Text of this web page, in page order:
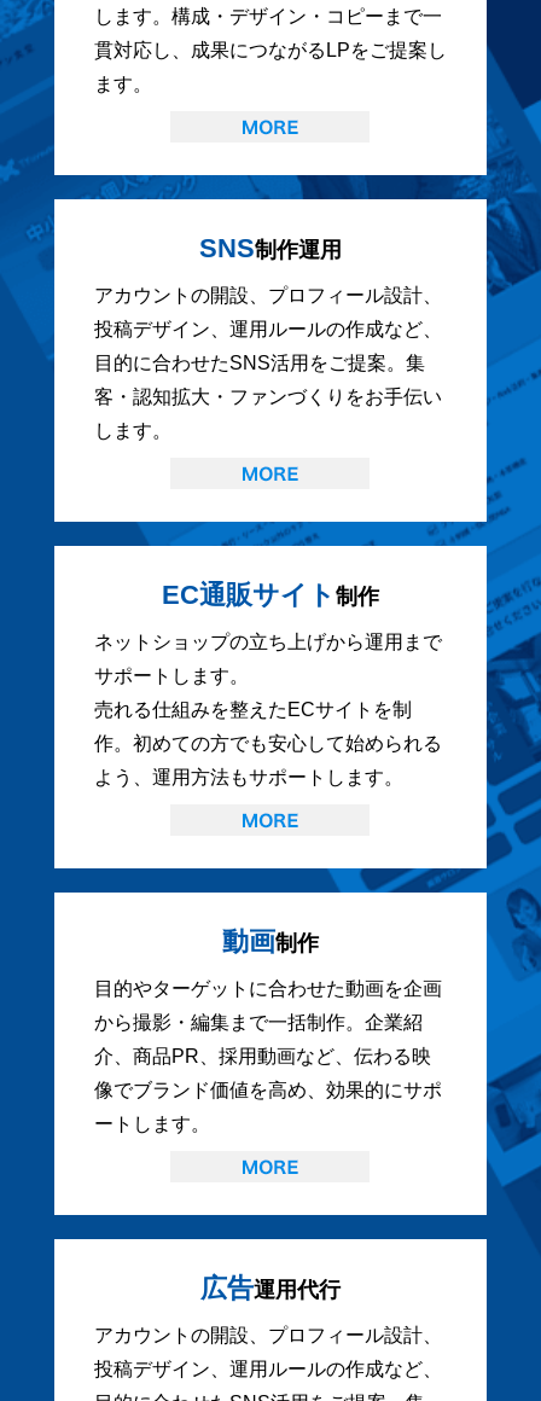
します。構成・デザイン・コピーまで一
貫対応し、成果につながるLPをご提案し
ます。
SNS制作運用
アカウントの開設、プロフィール設計、
投稿デザイン、運用ルールの作成など、
目的に合わせたSNS活用をご提案。集
客・認知拡大・ファンづくりをお手伝い
します。
EC通販サイト 制作
ネットショップの立ち上げから運用まで
サポートします。
売れる仕組みを整えたECサイトを制
作。初めての方でも安心して始められる
よう、運用方法もサポートします。
動画制作
目的やターゲットに合わせた動画を企画
から撮影・編集まで一括制作。企業紹
介、商品PR、採用動画など、伝わる映
像でブランド価値を高め、効果的にサポ
ートします。
広告運用代行
アカウントの開設、プロフィール設計、
投稿デザイン、運用ルールの作成など、